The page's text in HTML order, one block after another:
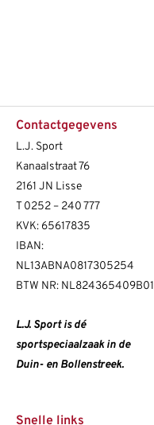
Contactgegevens
L.J. Sport
Kanaalstraat 76
2161 JN Lisse
T 0252 – 240 777
KVK: 65617835
IBAN:
NL13ABNA0817305254
BTW NR: NL824365409B01
L.J. Sport is dé
sportspeciaalzaak in de
Duin- en Bollenstreek.
Snelle links